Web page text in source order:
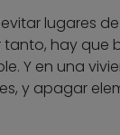
lugares
hay que
Y en una
y apagar